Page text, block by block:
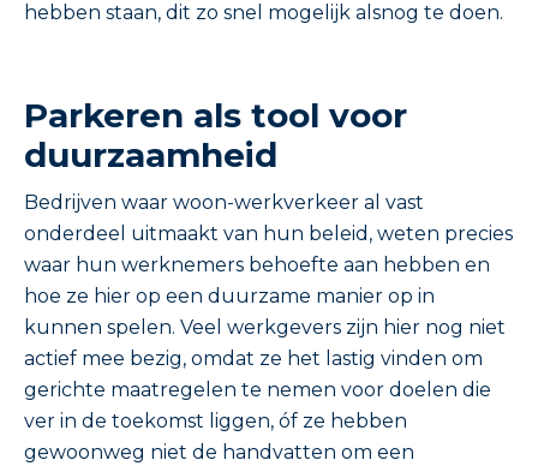
hebben staan, dit zo snel mogelijk alsnog te doen.
Parkeren als tool voor
duurzaamheid
Bedrijven waar woon-werkverkeer al vast
onderdeel uitmaakt van hun beleid, weten precies
waar hun werknemers behoefte aan hebben en
hoe ze hier op een duurzame manier op in
kunnen spelen. Veel werkgevers zijn hier nog niet
actief mee bezig, omdat ze het lastig vinden om
gerichte maatregelen te nemen voor doelen die
ver in de toekomst liggen, óf ze hebben
gewoonweg niet de handvatten om een